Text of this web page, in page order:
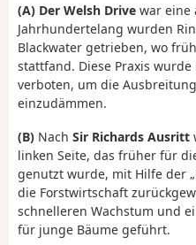
(A) Der Welsh Drive war eine
Jahrhundertelang wurden
Blackwater getrieben, wo
stattfand. Diese Praxis
verboten, um die
einzudämmen.
(B) Nach Sir Richards Ausritt
linken Seite, das früher für
genutzt wurde, mit Hilfe der
die Forstwirtschaft
schnelleren Wachstum und
für junge Bäume geführt.